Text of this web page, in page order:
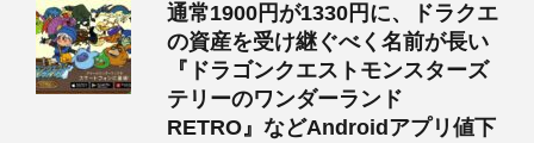
通常1900円が1330円に、ドラクエ
の資産を受け継ぐべく名前が長い
『ドラゴンクエストモンスターズ
テリーのワンダーランド
RETRO』などAndroidアプリ値下